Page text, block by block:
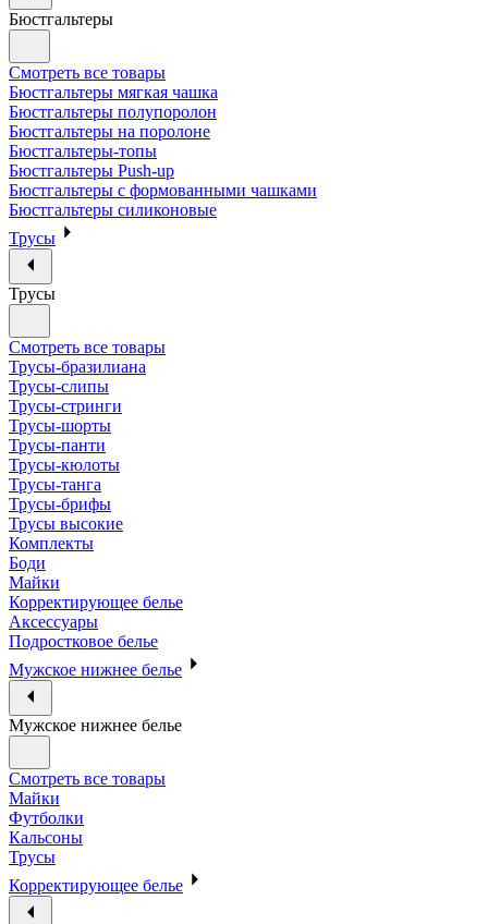
Бюстгальтеры
Смотреть все товары
Бюстгальтеры мягкая чашка
Бюстгальтеры полупоролон
Бюстгальтеры на поролоне
Бюстгальтеры-топы
Бюстгальтеры Push-up
Бюстгальтеры с формованными чашками
Бюстгальтеры силиконовые
Трусы
Трусы
Смотреть все товары
Трусы-бразилиана
Трусы-слипы
Трусы-стринги
Трусы-шорты
Трусы-панти
Трусы-кюлоты
Трусы-танга
Трусы-брифы
Трусы высокие
Комплекты
Боди
Майки
Корректирующее белье
Аксессуары
Подростковое белье
Мужское нижнее белье
Мужское нижнее белье
Смотреть все товары
Майки
Футболки
Кальсоны
Трусы
Корректирующее белье